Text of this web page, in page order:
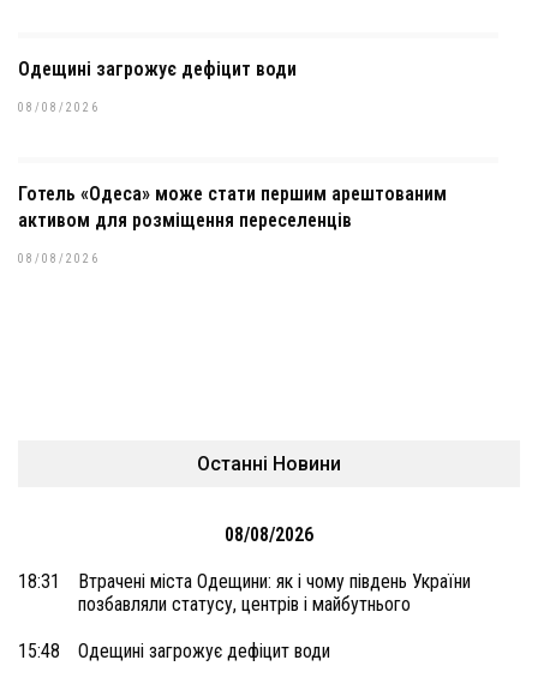
Одещині загрожує дефіцит води
08/08/2026
Готель «Одеса» може стати першим арештованим
активом для розміщення переселенців
08/08/2026
Останні Новини
08/08/2026
18:31
Втрачені міста Одещини: як і чому південь України
позбавляли статусу, центрів і майбутнього
15:48 Одещині загрожує дефіцит води